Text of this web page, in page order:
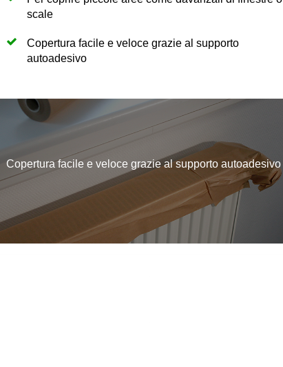
scale
Copertura facile e veloce grazie al supporto
autoadesivo
Copertura facile e veloce grazie al supporto autoadesivo